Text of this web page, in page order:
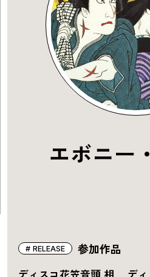
エボニー
参加作品
RELEASE
ディスコ花笠音頭 相
デ